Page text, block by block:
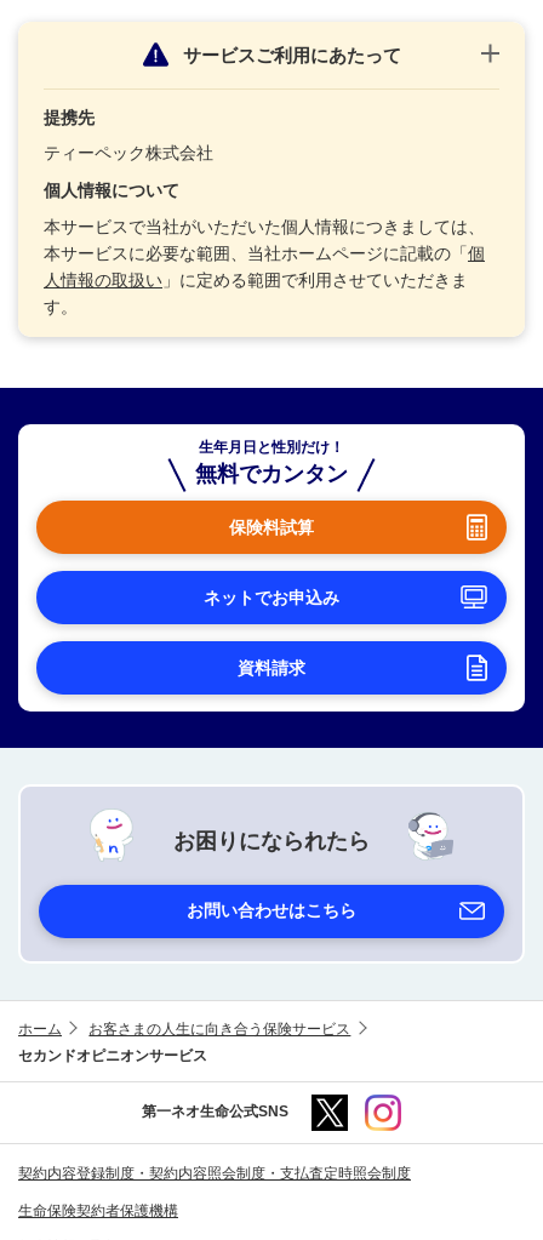
サービスご利用にあたって
提携先
ティーペック株式会社
個人情報について
本サービスで当社がいただいた個人情報につきましては、
本サービスに必要な範囲、当社ホームページに記載の「個
人情報の取扱い 」に定める範囲で利用させていただきま
す。
生年月日と性別だけ！
無料でカンタン
保険料試算
ネットでお申込み
資料請求
お困りになられたら
お問い合わせはこちら
ホーム
お客さまの人生に向き合う保険サービス
セカンドオピニオンサービス
第一ネオ生命公式SNS
契約内容登録制度・契約内容照会制度・支払査定時照会制度
生命保険契約者保護機構